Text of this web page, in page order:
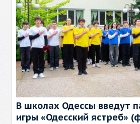
В школах Одессы введут
игры «Одесский ястреб»